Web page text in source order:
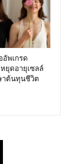
อัพเกรด
หยุดอายุเซลล์
าต้นทุนชีวิต